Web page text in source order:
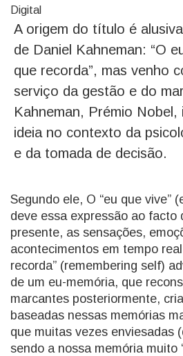
A origem do título é
de Daniel Kahneman: “O
que recorda”, mas venho
serviço da gestão e do
Kahneman, Prémio
ideia no contexto da
e da tomada de decisão.
Segundo ele, O “eu que vive”
deve essa expressão ao facto
presente, as sensações,
acontecimentos em tempo
recorda” (remembering self)
de um eu-memória, que
marcantes posteriormente,
baseadas nessas memórias
que muitas vezes enviesadas
sendo a nossa memória muito